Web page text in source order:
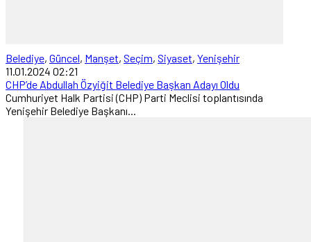
Belediye, Güncel, Manşet, Seçim, Siyaset, Yenişehir
11.01.2024 02:21
CHP’de Abdullah Özyiğit Belediye Başkan Adayı Oldu
Cumhuriyet Halk Partisi (CHP) Parti Meclisi toplantısında
Yenişehir Belediye Başkanı...